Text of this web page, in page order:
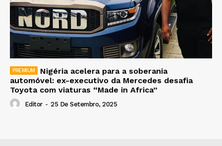
Nigéria acelera para a soberania
automóvel: ex-executivo da Mercedes desafia
Toyota com viaturas “Made in Africa”
Editor - 25 De Setembro, 2025